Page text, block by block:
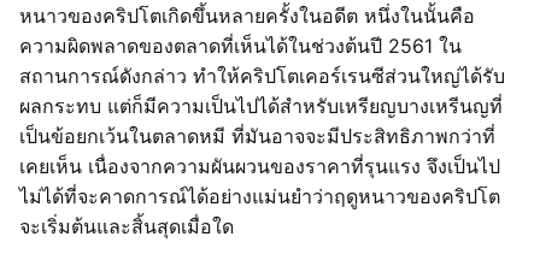
หนาวของคริปโตเกิดขึ้นหลายครั้งในอดีต หนึ่งในนั้นคือ
ความผิดพลาดของตลาดที่เห็นได้ในช่วงต้นปี 2561 ใน
สถานการณ์ดังกล่าว ทำให้คริปโตเคอร์เรนซีส่วนใหญ่ได้รับ
ผลกระทบ แต่ก็มีความเป็นไปได้สำหรับเหรียญบางเหรีนญที่
เป็นข้อยกเว้นในตลาดหมี ที่มันอาจจะมีประสิทธิภาพกว่าที่
เคยเห็น เนื่องจากความผันผวนของราคาที่รุนแรง จึงเป็นไป
ไม่ได้ที่จะคาดการณ์ได้อย่างแม่นยำว่าฤดูหนาวของคริปโต
จะเริ่มต้นและสิ้นสุดเมื่อใด